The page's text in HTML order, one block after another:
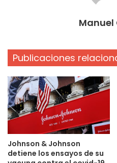
Manuel
Publicaciones
Johnson & Johnson
detiene los ensayos de su